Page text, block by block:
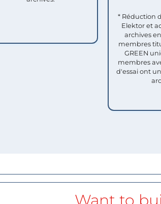
* Réduction
Elektor et
archives
membres
GREEN
membres
d'essai ont
Want to